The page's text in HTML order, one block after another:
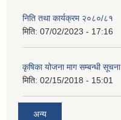
निति तथा कार्यक्रम २०८०/८१
मिति: 07/02/2023 - 17:16
कृषिका योजना माग सम्बन्धी सूचना
मिति: 02/15/2018 - 15:01
अन्य